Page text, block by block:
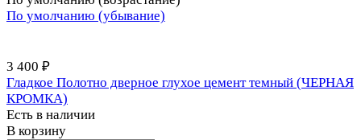
По умолчанию (убывание)
3 400 ₽
Гладкое Полотно дверное глухое цемент темный (ЧЕРНАЯ
КРОМКА)
Есть в наличии
В корзину